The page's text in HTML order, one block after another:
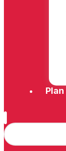
Plan